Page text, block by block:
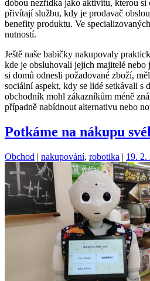
dobou nezřídka jako aktivitu, kterou si
přivítají službu, kdy je prodavač
benefity produktu. Ve
nutností.
Ještě naše babičky nakupovaly
kde je obsluhovali jejich majitelé
si domů odnesli požadované zboží,
sociální aspekt, kdy se lidé setkávali s
obchodník mohl zákazníkům méně
případně nabídnout alternativu nebo
Potkáme na nákupu
Kategorie:
Obchod | Štítky:
nakupování, robotika | 19. 2.